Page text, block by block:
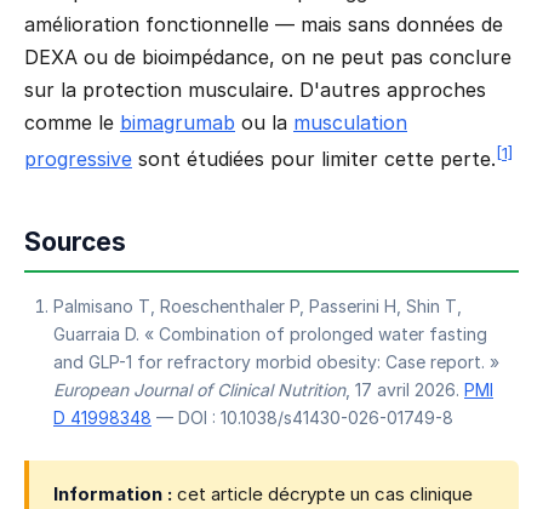
amélioration fonctionnelle — mais sans données de
DEXA ou de bioimpédance, on ne peut pas conclure
sur la protection musculaire. D'autres approches
comme le bimagrumab ou la musculation
progressive sont étudiées pour limiter cette perte. [1]
Sources
Palmisano T, Roeschenthaler P, Passerini H, Shin T,
Guarraia D. « Combination of prolonged water fasting
and GLP-1 for refractory morbid obesity: Case report. »
European Journal of Clinical Nutrition, 17 avril 2026. PMI
D 41998348 — DOI : 10.1038/s41430-026-01749-8
Information : cet article décrypte un cas clinique